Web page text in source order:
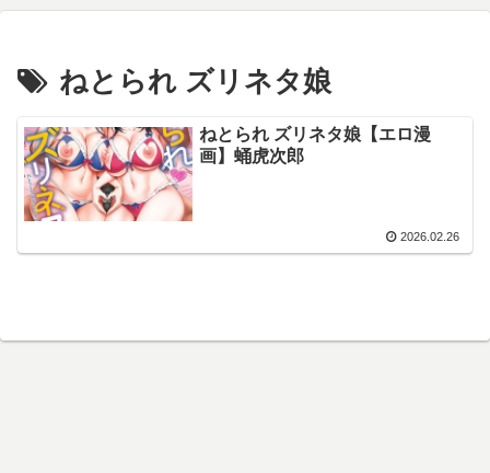
ねとられ ズリネタ娘
ねとられ ズリネタ娘【エロ漫
画】蛹虎次郎
2026.02.26